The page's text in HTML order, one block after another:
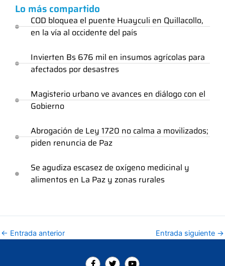
Lo más compartido
COD bloquea el puente Huayculi en Quillacollo,
en la vía al occidente del país
Invierten Bs 676 mil en insumos agrícolas para
afectados por desastres
Magisterio urbano ve avances en diálogo con el
Gobierno
Abrogación de Ley 1720 no calma a movilizados;
piden renuncia de Paz
Se agudiza escasez de oxígeno medicinal y
alimentos en La Paz y zonas rurales
← Entrada anterior Entrada siguiente →
F T Y